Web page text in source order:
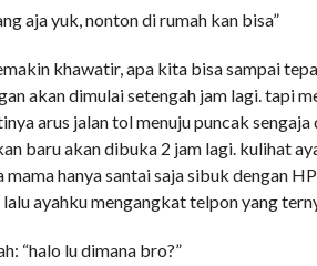
aja yuk, nonton di rumah kan bisa”
khawatir, apa kita bisa sampai
akan dimulai setengah jam lagi. tapi
arus jalan tol menuju puncak
baru akan dibuka 2 jam lagi. kulihat
mama hanya santai saja sibuk dengan
ayahku mengangkat telpon yang
“halo lu dimana bro?”